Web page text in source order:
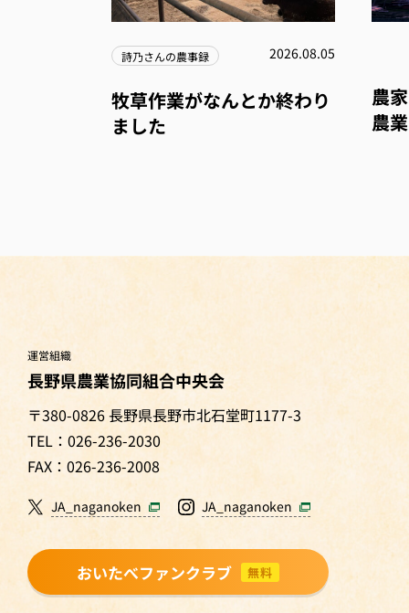
詩乃さんの農事録 2026.08.05
牧草作業がなんとか終わり
ました
農
農
運営組織
長野県農業協同組合中央会
〒380-0826 長野県長野市北石堂町1177-3
TEL：026-236-2030
FAX：026-236-2008
JA_naganoken JA_naganoken
おいたべファンクラブ 無料